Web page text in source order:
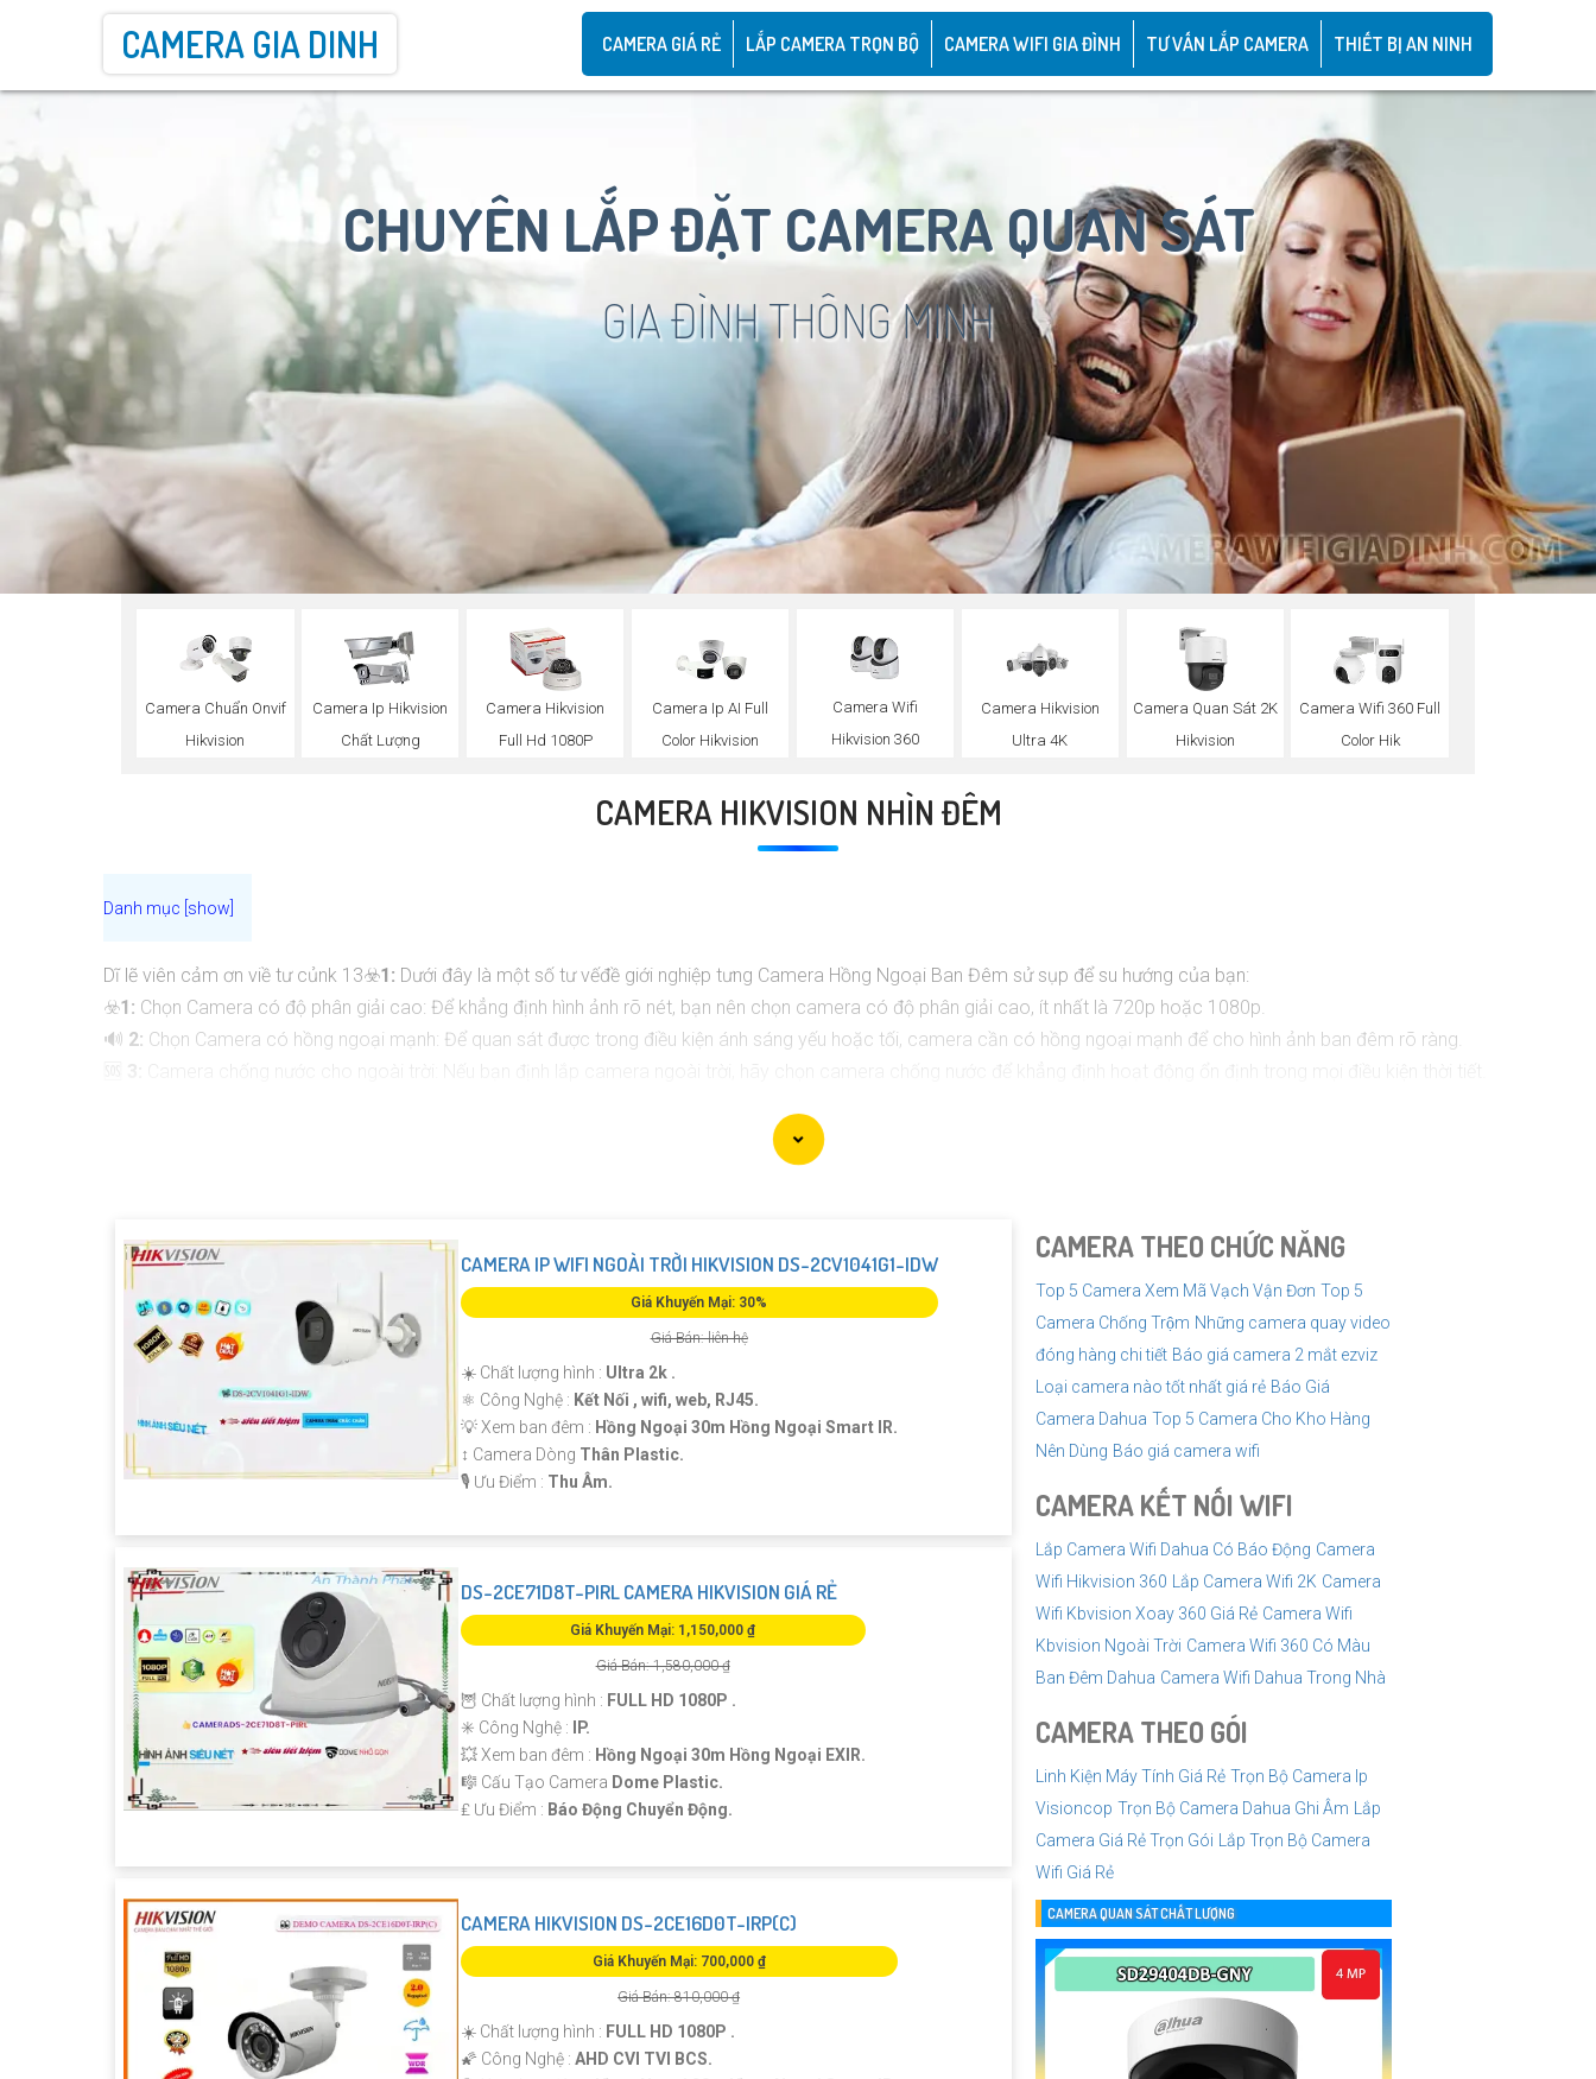
CAMERA GIA DINH CAMERA GIÁ RẺ LẮP CAMERA TRỌN BỘ CAMERA WIFI GIA ĐÌNH TƯ VẤN LẮP CAMERA THIẾT BỊ AN NINH
CHUYÊN LẮP ĐẶT CAMERA QUAN SÁT
GIA ĐÌNH THÔNG MINH
Camera Chuẩn Onvif
Hikvision
Camera Ip Hikvision
Chất Lượng
Camera Hikvision
Full Hd 1080P
Camera Ip AI Full
Color Hikvision
Camera Wifi
Hikvision 360
Camera Hikvision
Ultra 4K
Camera Quan Sát 2K
Hikvision
Camera Wifi 360 Full
Color Hik
CAMERA HIKVISION NHÌN ĐÊM
Dĩ lẽ viên cảm ơn viề tư củnk 13☣️1: Dưới đây là một số tư vếđề giới nghiệp tưng Camera Hồng Ngoại Ban Đêm sử sụp để su hướng của bạn:
☣️1: Chọn Camera có độ phân giải cao: Để khẳng định hình ảnh rõ nét, bạn nên chọn camera có độ phân giải cao, ít nhất là 720p hoặc 1080p.
🔊 2: Chọn Camera có hồng ngoại mạnh: Để quan sát được trong điều kiện ánh sáng yếu hoặc tối, camera cần có hồng ngoại mạnh để cho hình ảnh ban đêm rõ ràng.
Hệ thống cảnh báo thông minh: Nếu có thể, chọn camera có hệ thống cảnh báo khi phát hiện chuyển động hoặc âm thanh bất thường để bạn có thể reagir nhanh
Hy vòng những tư vếđề trên sẽ giúp bạn chọn được camera hồng ngoại ban đêm phù hợp với nhu cầu và su hướng của mình.
CAMERA IP WIFI NGOÀI TRỜI HIKVISION DS-2CV1041G1-IDW
Giá Khuyến Mại: 30%
Giá Bán: liên hệ
☀️ Chất lượng hình : Ultra 2k .
⚛️ Công Nghệ : Kết Nối , wifi, web, RJ45.
💡 Xem ban đêm : Hồng Ngoại 30m Hồng Ngoại Smart IR.
↕️ Camera Dòng Thân Plastic.
️🎙 Ưu Điểm : Thu Âm.
DS-2CE71D8T-PIRL CAMERA HIKVISION GIÁ RẺ
Giá Khuyến Mại: 1,150,000 ₫
Giá Bán: 1,580,000 ₫
🦉 Chất lượng hình : FULL HD 1080P .
✳️ Công Nghệ :
IP.
💥 Xem ban đêm : Hồng Ngoại 30m Hồng Ngoại EXIR.
🎼️ Cấu Tạo Camera Dome Plastic.
️₤ Ưu Điểm : Báo Động Chuyển Động.
CAMERA HIKVISION DS-2CE16D0T-IRP(C)
Giá Khuyến Mại: 700,000 ₫
Giá Bán: 810,000 ₫
☀️ Chất lượng hình : FULL HD 1080P .
🌠 Công Nghệ : AHD CVI TVI BCS.
CAMERA THEO CHỨC NĂNG
Top 5 Camera Xem Mã Vạch Vận Đơn Top 5
Camera Chống Trộm Những camera quay video
đóng hàng chi tiết Báo giá camera 2 mắt ezviz
Loại camera nào tốt nhất giá rẻ Báo Giá
Camera Dahua Top 5 Camera Cho Kho Hàng
Nên Dùng Báo giá camera wifi
CAMERA KẾT NỐI WIFI
Lắp Camera Wifi Dahua Có Báo Động Camera
Wifi Hikvision 360
Lắp Camera Wifi 2K Camera
Wifi Kbvision Xoay 360 Giá Rẻ Camera Wifi
Kbvision Ngoài Trời Camera Wifi 360 Có Màu
Ban Đêm Dahua Camera Wifi Dahua Trong Nhà
CAMERA THEO GÓI
Linh Kiện Máy Tính Giá Rẻ Trọn Bộ Camera Ip
Visioncop Trọn Bộ Camera Dahua Ghi Âm
Lắp
Camera Giá Rẻ Trọn Gói
Lắp Trọn Bộ Camera
Wifi Giá Rẻ
CAMERA QUAN SÁT CHẤT LƯỢNG